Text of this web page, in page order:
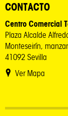
CONTACTO
Centro Comercial
Plaza Alcalde
Monteseirín,
41092 Sevilla
Ver Mapa